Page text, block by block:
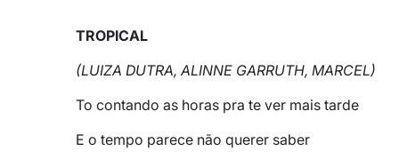
TROPICAL
(LUIZA DUTRA, ALINNE GARRUTH, MARCEL)
To contando as horas pra te ver mais tarde
E o tempo parece não querer saber